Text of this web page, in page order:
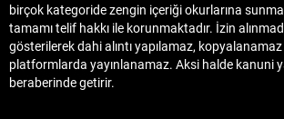
birçok kategoride zengin içeriği okurlarına
tamamı telif hakkı ile korunmaktadır. İzin
gösterilerek dahi alıntı yapılamaz,
platformlarda yayınlanamaz. Aksi halde kanuni
beraberinde getirir.